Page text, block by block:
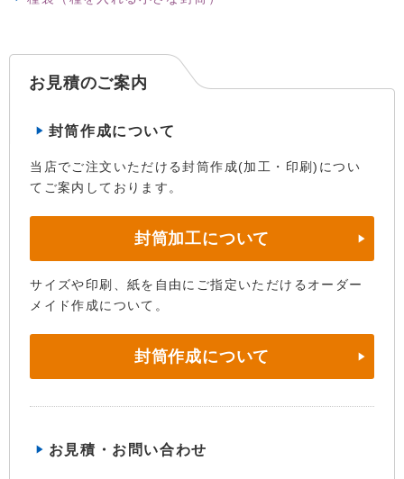
お見積のご案内
封筒作成について
当店でご注文いただける封筒作成(加工・印刷)につい
てご案内しております。
封筒加工について
サイズや印刷、紙を自由にご指定いただけるオーダー
メイド作成について。
封筒作成について
お見積・お問い合わせ